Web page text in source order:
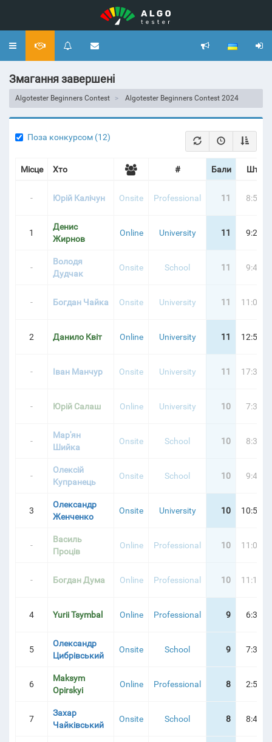
Toggle
| ТУРНІРНА ТАБЛИЦЯ
Змагання завершені
Algotester Beginners Contest Algotester Beginners Contest 2024
Поза конкурсом (12)
Місце Хто # Бали
- Юрій Калічун Onsite Professional 11
1
Денис
Жирнов
Online University 11
-
Володя
Дудчак
Onsite School 11
- Богдан Чайка Onsite University 11
2 Данило Квіт Online University 11
- Іван Манчур Onsite University 11
- Юрій Салаш Online University 10
-
Мар'ян
Шийка
Onsite School 10
-
Олексій
Купранець
Onsite School 10
3
Олександр
Женченко
Onsite University 10
-
Василь
Проців
Online Professional 10
- Богдан Дума Online Professional 10
4 Yurii Tsymbal Online Professional 9
5
Олександр
Цибрівський
Onsite School 9
6
Maksym
Opirskyi
Online Professional 8
7
Захар
Чайківський
Onsite School 8